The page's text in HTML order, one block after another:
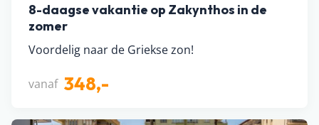
8-daagse vakantie op Zakynthos in de
zomer
Voordelig naar de Griekse zon!
vanaf 348,-